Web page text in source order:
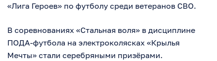
«Лига Героев» по футболу среди ветеранов СВО.
В соревнованиях «Стальная воля» в дисциплине
ПОДА-футбола на электроколясках «Крылья
Мечты» стали серебряными призёрами.